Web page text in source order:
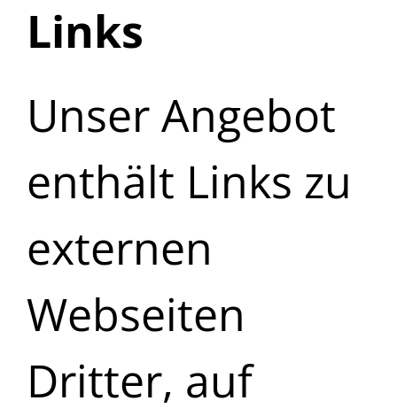
Links
Unser Angebot
enthält Links zu
externen
Webseiten
Dritter, auf